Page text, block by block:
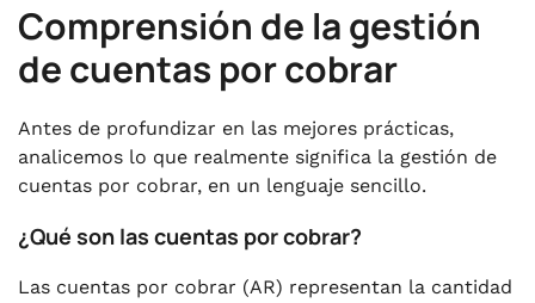
Comprensión de la gestión
de cuentas por cobrar
Antes de profundizar en las mejores prácticas,
analicemos lo que realmente significa la gestión de
cuentas por cobrar, en un lenguaje sencillo.
¿Qué son las cuentas por cobrar?
Las cuentas por cobrar (AR) representan la cantidad